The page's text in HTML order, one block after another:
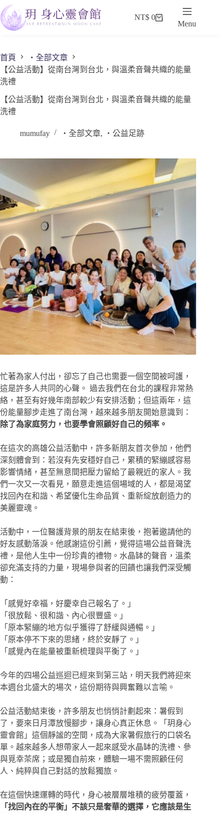
NT$ 0
Menu
首頁
・全部文章
【公益活動】從南台灣到台北，與溫柔音聲共織的能量
洗禮
【公益活動】從南台灣到台北，與溫柔音聲共織的能量
洗禮
mumufay ・全部文章, ・公益足跡
忙著為家人付出，卻忘了自己也需要一個空間被呵護，
這是許多人共同的心聲。 過去我們在台北的課程非常熱
絡，甚至有好幾年南部較少有安排活動；但這兩年，這
份能量腳步走進了南台灣，越來越多朋友開始意識到：
除了為家庭努力，也要學會照顧好自己的頻率。
在這次的高雄公益活動中，許多新朋友首次參加，他們
深刻體會到：若沒有先安穩好自己，累積的緊繃感容易
影響情緒，甚至無意間把壓力留給了最親近的家人。我
們一次又一次看見，願意走進這個場域的人，都是渴望
找回內在和諧、希望優化生命品質、重新綻放創造力的
美麗靈魂。
活動中，一位醫護背景的朋友在結束後，抱著邀請他的
好友感動落淚。他感謝這份引薦，覺得這場公益音聲洗
禮，是他人生中一份珍貴的禮物。水晶缽的聲音，溫柔
卻充滿支持的力量，現場參與者的回饋也讓我們深受觸
動：
「感覺好幸福，好慶幸自己報名了。」
「很放鬆、很和諧、內心很豐盛。」
「原本緊繃的地方似乎獲得了舒緩與通暢。」
「原本停不下來的思緒，終於安靜了。」
「感覺內在能量被重新梳理與平衡了。」
今年的四場公益巡迴已經來到第三站，明天我們將迎來
本週台北盛大的場次，這份期待與興奮難以言喻。
公益活動結束後，許多朋友也悄悄計劃起來：暑假到
了，要來日月潭放慢腳步，讓身心真正休息。「玥身心
靈會館」這個靜謐的空間，成為大家暑假旅行的口袋名
單。越來越多人想帶家人一起來感受水晶缽的洗禮、參
與覓幸茶席；或是獨自前來，體驗一場不需照顧任何
人、純粹與自己對話的放鬆獨旅。
在這個快速運轉的時代，身心被層層堆積的疲勞覆蓋，
「找回內在的平衡」不該只是奢華的選擇，它應該是生